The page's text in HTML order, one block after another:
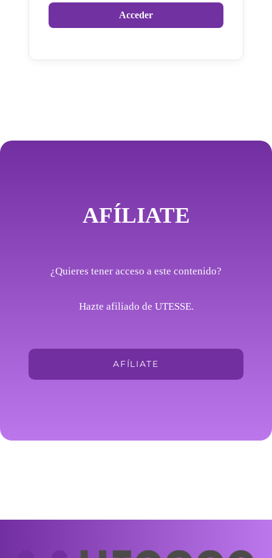
AFÍLIATE
¿Quieres tener acceso a este contenido?
Hazte afiliado de UTESSE.
AFÍLIATE